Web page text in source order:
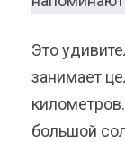
Это
занимает
большой